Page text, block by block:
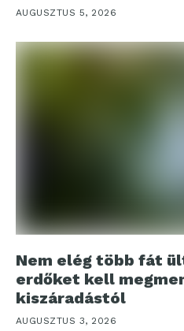
AUGUSZTUS 5, 2026
Nem elég több fát
erdőket kell
kiszáradástól
AUGUSZTUS 3, 2026